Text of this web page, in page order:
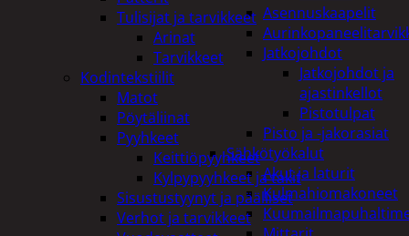
Asennuskaapelit
Jatkojohdot
Jatkojohdot ja
ajastinkellot
Pistotulpat
Pisto ja -jakorasiat
Sähkötyökalut
Akut ja laturit
Kulmahiomakoneet
Tulisijat ja tarvikkeet
Arinat
Tarvikkeet
Kodintekstiilit
Matot
Pöytäliinat
Pyyhkeet
Keittiöpyyhkeet
Kylpypyyhkeet ja takit
Sisustustyynyt ja päälliset
Verhot ja tarvikkeet